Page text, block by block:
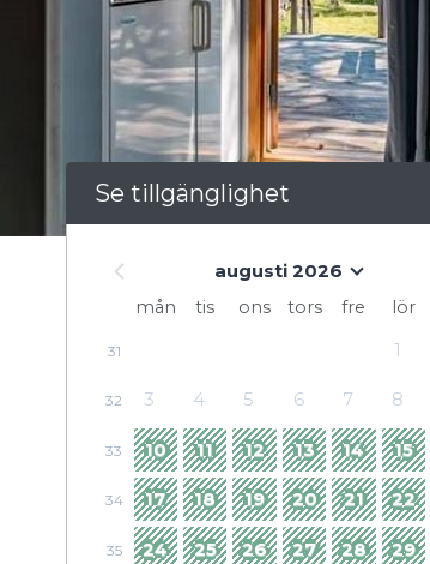
Se tillgänglighet
augusti 2026
mån tis ons tors fre lör
31 1
32 3 4 5 6 7 8
33 10 11 12 13 14 15
34 17 18 19 20 21 22
35 24 25 26 27 28 29